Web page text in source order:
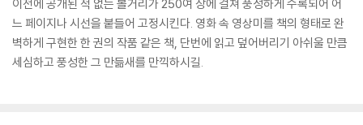
이전에 공개된 적 없는 볼거리가 250여 장에 걸쳐 풍성하게 수록되어 어
느 페이지나 시선을 붙들어 고정시킨다. 영화 속 영상미를 책의 형태로 완
벽하게 구현한 한 권의 작품 같은 책, 단번에 읽고 덮어버리기 아쉬울 만큼
세심하고 풍성한 그 만듦새를 만끽하시길.